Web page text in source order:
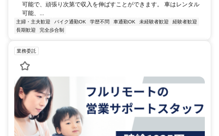
可能で、頑張り次第で収入を伸ばすことができます。 車はレンタル
可能、...
主婦・主夫歓迎 バイク通勤OK 学歴不問 車通勤OK 未経験者歓迎
経験者歓迎
長期歓迎
完全歩合制
業務委託